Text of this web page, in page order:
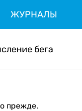
ЖУРНАЛЫ
бега
прежде.